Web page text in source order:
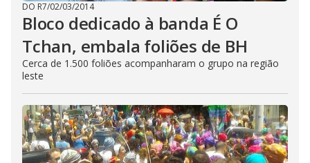
DO R7/02/03/2014
Bloco dedicado à banda É O
Tchan, embala foliões de BH
Cerca de 1.500 foliões acompanharam o grupo na região
leste